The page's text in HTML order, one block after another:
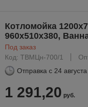
Котломойка
960х510х380,
Под заказ
Код: ТВМЦн-700/1
Отправка с 24
1 291,20 руб.